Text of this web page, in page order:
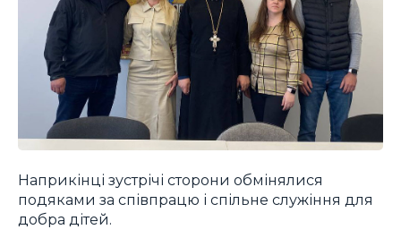
Наприкінці зустрічі сторони обмінялися
подяками за співпрацю і спільне служіння для
добра дітей.